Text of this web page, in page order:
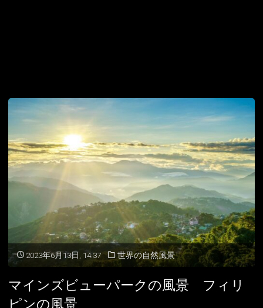
2023年6月13日, 14:37 世界の自然風景
マインズビューパークの風景 フィリ
ピンの風景